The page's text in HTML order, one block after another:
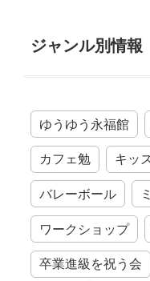
ジャンル別情報
ゆうゆう永福館
カフェ勉 キッ
バレーボール
ワークショップ
卒業進級を祝う会